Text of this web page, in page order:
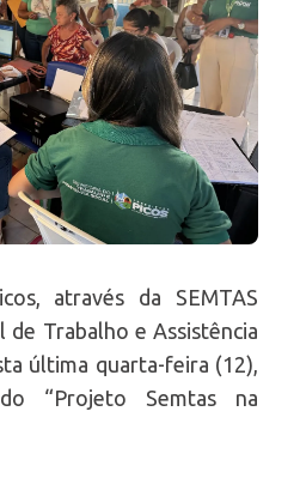
através da SEMTAS
de Trabalho e Assistência
última quarta-feira (12),
“Projeto Semtas na